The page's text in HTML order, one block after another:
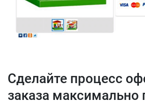
Сделайте процесс
заказа